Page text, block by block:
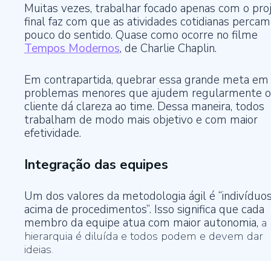
Muitas vezes, trabalhar focado apenas com o
final faz com que as atividades cotidianas
pouco do sentido. Quase como ocorre no filme
Tempos Modernos, de Charlie Chaplin.
Em contrapartida, quebrar essa grande meta em
problemas menores que ajudem regularmente o
cliente dá clareza ao time. Dessa maneira, todos
trabalham de modo mais objetivo e com maior
efetividade.
Integração das equipes
Um dos valores da metodologia ágil é
acima de procedimentos”. Isso significa que cada
membro da equipe atua com maior autonomia, a
hierarquia é diluída e todos podem e devem dar
ideias.